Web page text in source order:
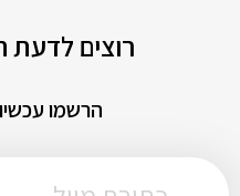
רוצים לדעת
הרשמו